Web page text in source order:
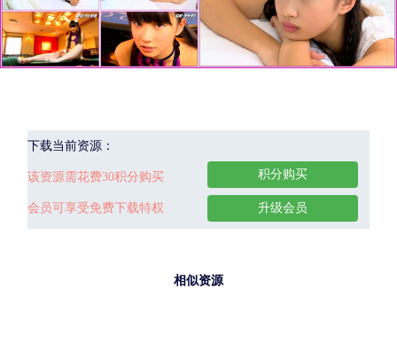
下载当前资源：
该资源需花费30积分购买
会员可享受免费下载特权
积分购买
升级会员
相似资源